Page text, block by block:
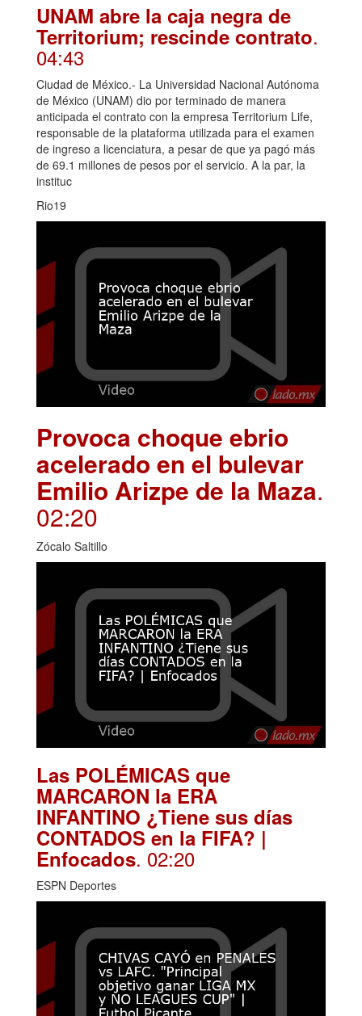
UNAM abre la caja negra de
Territorium; rescinde contrato.
04:43
Ciudad de México.- La Universidad Nacional Autónoma
de México (UNAM) dio por terminado de manera
anticipada el contrato con la empresa Territorium Life,
responsable de la plataforma utilizada para el examen
de ingreso a licenciatura, a pesar de que ya pagó más
de 69.1 millones de pesos por el servicio. A la par, la
instituc
Rio19
Provoca choque ebrio
acelerado en el bulevar
Emilio Arizpe de la Maza.
02:20
Zócalo Saltillo
Las POLÉMICAS que
MARCARON la ERA
INFANTINO ¿Tiene sus días
CONTADOS en la FIFA? |
Enfocados. 02:20
ESPN Deportes